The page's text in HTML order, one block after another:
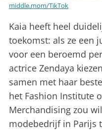
middle.mom/TikTok
Kaia heeft heel
toekomst: als ze een
voor een beroemd
actrice Zendaya
samen met haar
het Fashion Institute
Merchandising zou
modebedrijf in Parijs